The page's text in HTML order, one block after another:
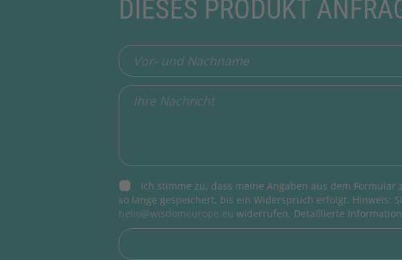
DIESES PRODUKT
Ich stimme zu, dass meine Angaben aus dem
so lange gespeichert, bis ein Widerspruch erfolgt. Hinweis:
hello@wisdomeurope.eu widerrufen. Detaillierte